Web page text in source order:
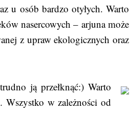
u osób bardzo otyłych. Warto
nasercowych – arjuna może
z upraw ekologicznych oraz
ją przełknąć:) Warto
Wszystko w zależności od